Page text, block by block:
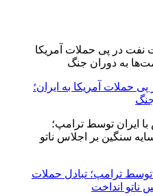
حملات آمریکا به ایران؛
توسط ترامپ؛ تبادل حملات
ناتو انداخت